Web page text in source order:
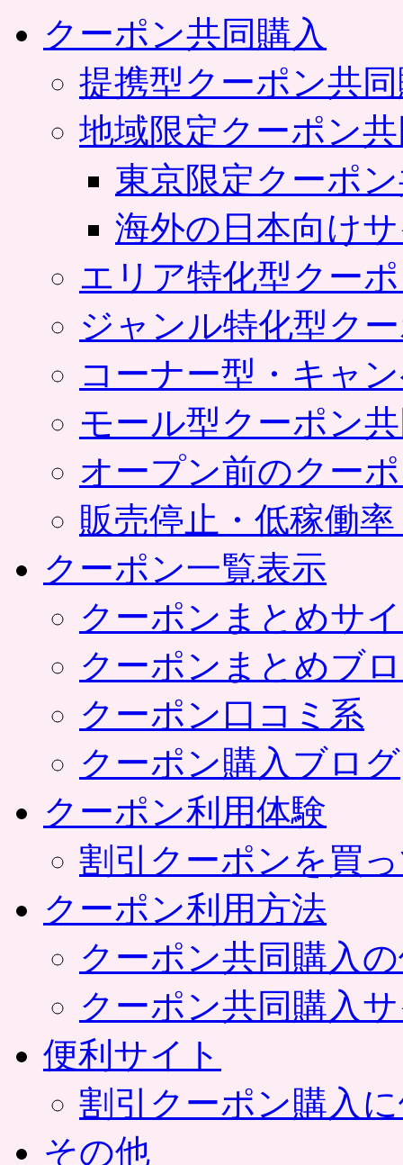
クーポン共同購入
提携型クーポン共
地域限定クーポン
東京限定クーポ
海外の日本向け
エリア特化型クー
ジャンル特化型ク
コーナー型・キャ
モール型クーポン
オープン前のクー
販売停止・低稼働
クーポン一覧表示
クーポンまとめサ
クーポンまとめブ
クーポン口コミ系
クーポン購入ブログ
クーポン利用体験
割引クーポンを買
クーポン利用方法
クーポン共同購入
クーポン共同購入
便利サイト
割引クーポン購入
その他